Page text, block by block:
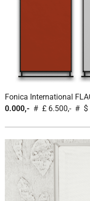
Fonica International
0.000,- # £ 6.500,- # $